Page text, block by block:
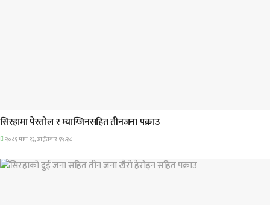
सिरहामा पेस्तोल र म्याग्जिनसहित तीनजना पक्राउ
२०८१ माघ १३, आईतवार १५:२८